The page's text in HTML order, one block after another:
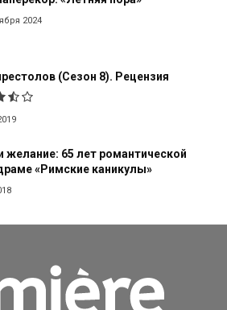
2024
(Сезон 8). Рецензия
желание: 65 лет романтической
«Римские каникулы»